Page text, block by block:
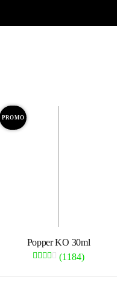
PROMO
Popper KO 30ml
(1184)